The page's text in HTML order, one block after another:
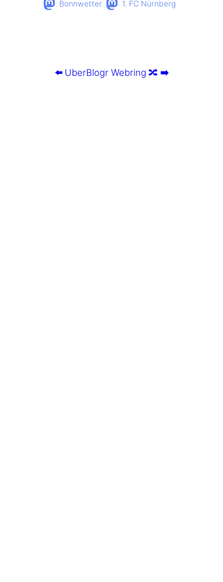
Bonnwetter 1. FC Nürnberg
⬅️ UberBlogr Webring 🔀 ➡️